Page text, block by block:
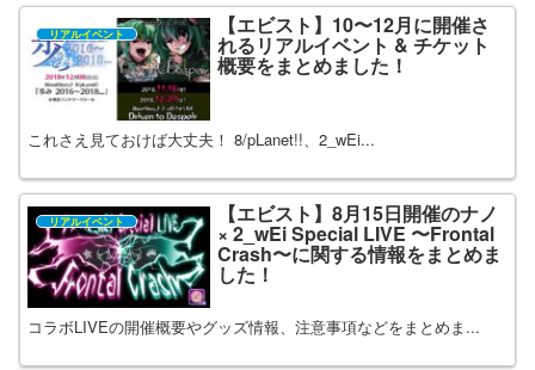
リアルイベント 【エビスト】10〜12月に開催さ
れるリアルイベント & チケット
概要をまとめました！
これさえ見ておけば大丈夫！ 8/pLanet!!、2_wEi...
リアルイベント 【エビスト】8月15日開催のナノ
× 2_wEi Special LIVE 〜Frontal
Crash〜に関する情報をまとめま
した！
コラボLIVEの開催概要やグッズ情報、注意事項などをまとめま...